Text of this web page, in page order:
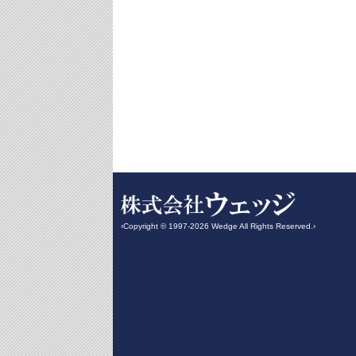
‹Copyright © 1997-2026 Wedge All Rights Reserved.›